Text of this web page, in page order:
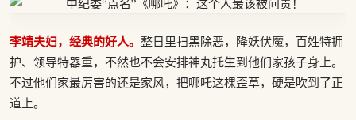
李靖夫妇，经典的好人。 整日里扫黑除恶，降妖伏魔，百姓特拥
护、领导特器重，不然也不会安排神丸托生到他们家孩子身上。
不过他们家最厉害的还是家风，把哪吒这棵歪草，硬是吹到了正
道上。